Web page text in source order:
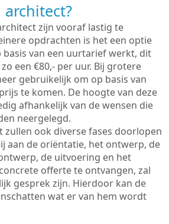
architect?
zijn vooraf lastig te
opdrachten is het een optie
basis van een uurtarief werkt, dit
een €80,- per uur. Bij grotere
gebruikelijk om op basis van
te komen. De hoogte van deze
afhankelijk van de wensen die
neergelegd.
zullen ook diverse fases doorlopen
aan de oriëntatie, het ontwerp, de
de uitvoering en het
offerte te ontvangen, zal
gesprek zijn. Hierdoor kan de
wat er van hem wordt